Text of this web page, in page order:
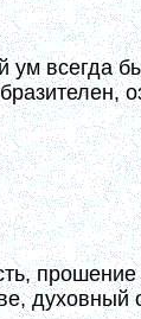
ум всегда
его
и
духовный